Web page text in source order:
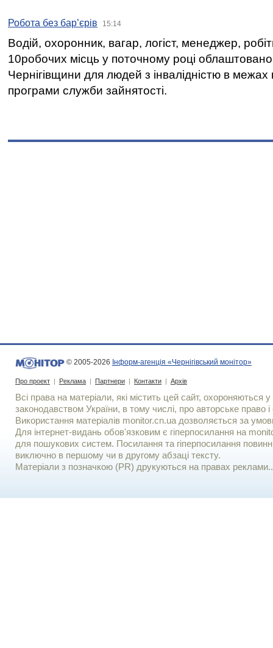
Робота без бар’єрів 15:14
Водій, охоронник, вагар, логіст, менеджер,
10робочих місць у поточному році
Чернігівщини для людей з інвалідністю в межах
програми служби зайнятості.
© 2005-2026 Інформ-агенція «Чернігівський монітор»
Про проект | Реклама | Партнери | Контакти | Архів
Всі права на матеріали, які містить цей сайт, охороняються у
законодавством України, в тому числі, про авторське право і
Використання матерiалiв monitor.cn.ua дозволяється за
Для iнтернет-видань обов'язковим є гiперпосилання на
для пошукових систем. Посилання та гіперпосилання
виключно в першому чи в другому абзаці тексту.
Матеріали з позначкою (PR) друкуються на правах реклами..